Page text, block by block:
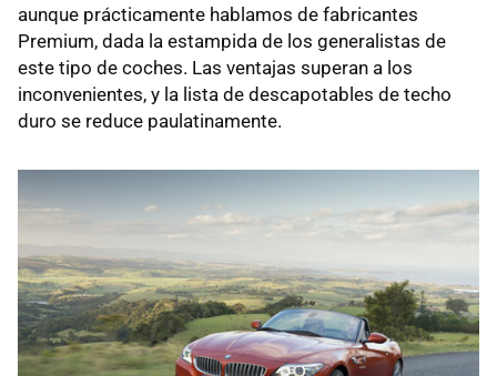
aunque prácticamente hablamos de fabricantes
Premium, dada la estampida de los generalistas de
este tipo de coches. Las ventajas superan a los
inconvenientes, y la lista de descapotables de techo
duro se reduce paulatinamente.